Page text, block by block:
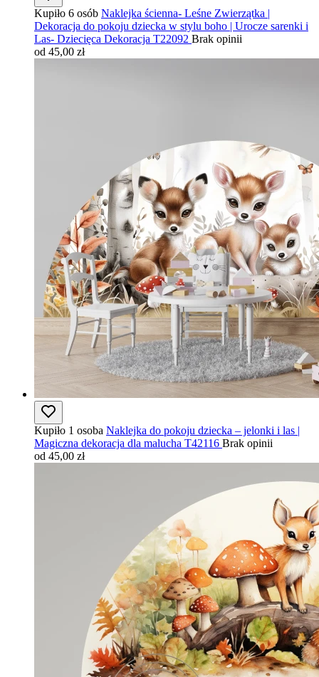
Kupiło 6 osób Naklejka ścienna- Leśne Zwierzątka |
Dekoracja do pokoju dziecka w stylu boho | Urocze sarenki i
Las- Dziecięca Dekoracja T22092 Brak opinii
od 45,00 zł
Kupiło 1 osoba Naklejka do pokoju dziecka – jelonki i las |
Magiczna dekoracja dla malucha T42116 Brak opinii
od 45,00 zł